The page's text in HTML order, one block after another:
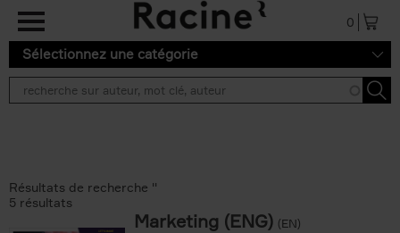
Aller au contenu principal
0
Sélectionnez une catégorie
Résultats de recherche ''
5 résultats
Marketing (ENG) (EN)